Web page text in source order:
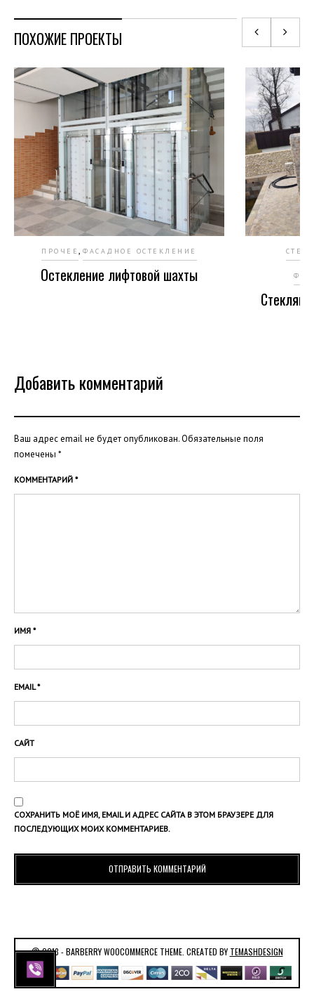
ПОХОЖИЕ ПРОЕКТЫ
ПРОЧЕЕ ,ФАСАДНОЕ ОСТЕКЛЕНИЕ
Остекление лифтовой шахты
Добавить комментарий
Ваш адрес email не будет опубликован.Обязательные поля
помечены *
КОММЕНТАРИЙ *
ИМЯ *
EMAIL*
САЙТ
СОХРАНИТЬ МОЁ ИМЯ, EMAIL И АДРЕС САЙТА В ЭТОМ БРАУЗЕРЕ ДЛЯ
ПОСЛЕДУЮЩИХ МОИХ КОММЕНТАРИЕВ.
© 2013 - BARBERRY WOOCOMMERCE THEME. CREATED BY TEMASHDESIGN